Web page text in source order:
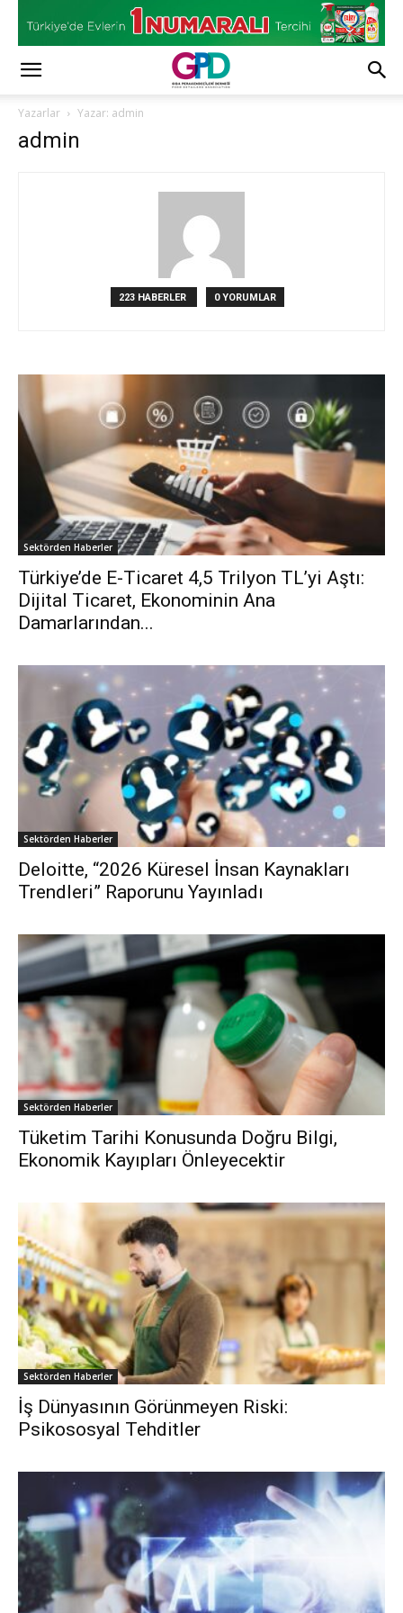
Yazarlar Yazar: admin
admin
223 HABERLER 0 YORUMLAR
Sektörden Haberler
Türkiye’de E-Ticaret 4,5 Trilyon TL’yi Aştı:
Dijital Ticaret, Ekonominin Ana
Damarlarından...
Sektörden Haberler
Deloitte, “2026 Küresel İnsan Kaynakları
Trendleri” Raporunu Yayınladı
Sektörden Haberler
Tüketim Tarihi Konusunda Doğru Bilgi,
Ekonomik Kayıpları Önleyecektir
Sektörden Haberler
İş Dünyasının Görünmeyen Riski:
Psikososyal Tehditler